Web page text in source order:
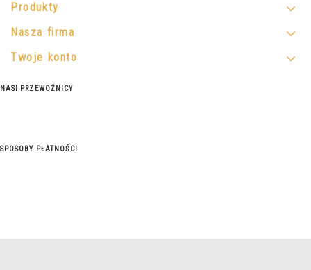
Produkty
Nasza firma
Twoje konto
NASI PRZEWOŹNICY
SPOSOBY PŁATNOŚCI